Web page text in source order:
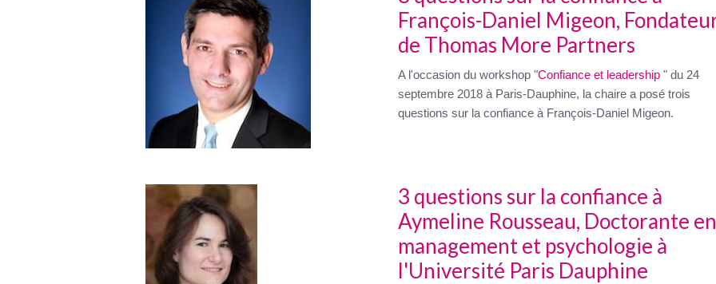
François-Daniel Migeon,
de Thomas More Partners
A l'occasion du workshop "Confiance et leadership" du 24
septembre 2018 à Paris-Dauphine, la chaire a posé trois
questions sur la confiance à François-Daniel Migeon.
3 questions sur la confiance à
Aymeline Rousseau, Doctorante en
management et psychologie à
l'Université Paris Dauphine